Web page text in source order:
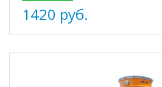
1420 руб.